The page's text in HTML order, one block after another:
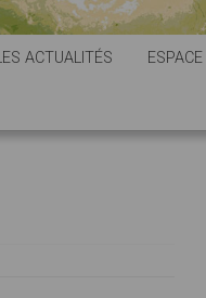
ACTUALITÉS